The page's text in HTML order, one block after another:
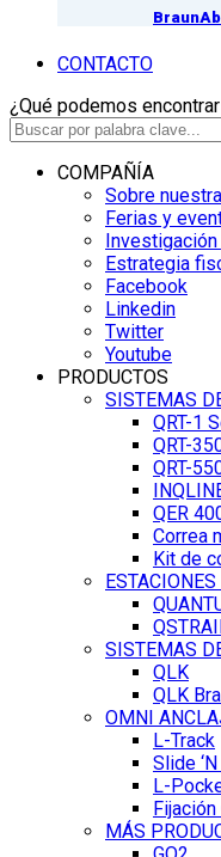
CONTACTO
¿Qué podemos
COMPAÑÍA
Sobre
Ferias y
Estrategia
Facebook
Linkedin
Twitter
Youtube
PRODUCTOS
SISTEMAS
QRT-1
QRT-
QRT-
QER
Correa
Kit de
SISTEMAS
QLK
QLK
OMNI
L-Track
Slide
L-
MÁS